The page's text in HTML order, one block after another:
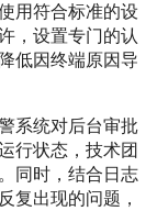
用符合标准的设
，设置专门的认
低因终端原因导
系统对后台审批
行状态，技术团
同时，结合日志
复出现的问题，